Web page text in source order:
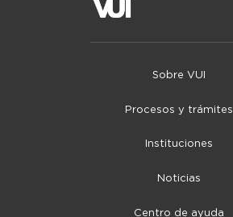
Sobre VUI
Procesos y trámites
Instituciones
Noticias
Centro de ayuda